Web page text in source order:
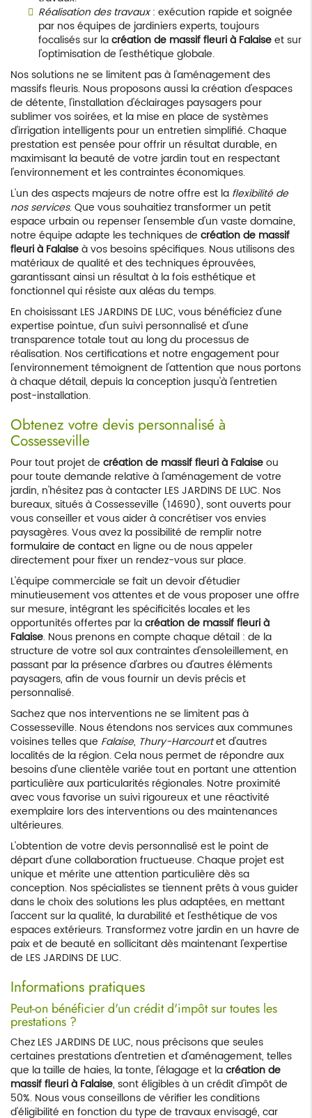
Réalisation des travaux: exécution rapide et soignée
par nos équipes de jardiniers experts, toujours
focalisés sur lacréation de massif fleuri à Falaiseet sur
l'optimisation de l'esthétique globale.
Nos solutions ne se limitent pas à l'aménagement des
massifs fleuris. Nous proposons aussi la création d'espaces
de détente, l'installation d'éclairages paysagers pour
sublimer vos soirées, et la mise en place de systèmes
d'irrigation intelligents pour un entretien simplifié. Chaque
prestation est pensée pour offrir un résultat durable, en
maximisant la beauté de votre jardin tout en respectant
l'environnement et les contraintes économiques.
L'un des aspects majeurs de notre offre est la flexibilité de
nos services. Que vous souhaitiez transformer un petit
espace urbain ou repenser l'ensemble d'un vaste domaine,
notre équipe adapte les techniques de création de massif
fleuri à Falaiseà vos besoins spécifiques. Nous utilisons des
matériaux de qualité et des techniques éprouvées,
garantissant ainsi un résultat à la fois esthétique et
fonctionnel qui résiste aux aléas du temps.
En choisissant LES JARDINS DE LUC, vous bénéficiez d'une
expertise pointue, d'un suivi personnalisé et d'une
transparence totale tout au long du processus de
réalisation. Nos certifications et notre engagement pour
l'environnement témoignent de l'attention que nous portons
à chaque détail, depuis la conception jusqu'à l'entretien
post-installation.
Obtenez votre devis personnalisé à
Cossesseville
Pour tout projet de création de massif fleuri à Falaiseou
pour toute demande relative à l'aménagement de votre
jardin, n'hésitez pas à contacter LES JARDINS DE LUC. Nos
bureaux, situés à Cossesseville (14690), sont ouverts pour
vous conseiller et vous aider à concrétiser vos envies
paysagères. Vous avez la possibilité de remplir notre
formulaire de contacten ligne ou de nous appeler
directement pour fixer un rendez-vous sur place.
L'équipe commerciale se fait un devoir d'étudier
minutieusement vos attentes et de vous proposer une offre
sur mesure, intégrant les spécificités locales et les
opportunités offertes par lacréation de massif fleuri à
Falaise. Nous prenons en compte chaque détail : de la
structure de votre sol aux contraintes d'ensoleillement, en
passant par la présence d'arbres ou d'autres éléments
paysagers, afin de vous fournir un devis précis et
personnalisé.
Sachez que nos interventions ne se limitent pas à
Cossesseville. Nous étendons nos services aux communes
voisines telles que Falaise, Thury-Harcourtet d'autres
localités de la région. Cela nous permet de répondre aux
besoins d'une clientèle variée tout en portant une attention
particulière aux particularités régionales. Notre proximité
avec vous favorise un suivi rigoureux et une réactivité
exemplaire lors des interventions ou des maintenances
ultérieures.
L'obtention de votre devis personnalisé est le point de
départ d'une collaboration fructueuse. Chaque projet est
unique et mérite une attention particulière dès sa
conception. Nos spécialistes se tiennent prêts à vous guider
dans le choix des solutions les plus adaptées, en mettant
l'accent sur la qualité, la durabilité et l'esthétique de vos
espaces extérieurs. Transformez votre jardin en un havre de
paix et de beauté en sollicitant dès maintenant l'expertise
de LES JARDINS DE LUC.
Informations pratiques
Peut-on bénéficier d'un crédit d'impôt sur toutes les
prestations ?
Chez LES JARDINS DE LUC, nous précisons que seules
certaines prestations d'entretien et d'aménagement, telles
que la taille de haies, la tonte, l'élagage et lacréation de
massif fleuri à Falaise, sont éligibles à un crédit d'impôt de
50%. Nous vous conseillons de vérifier les conditions
d'éligibilité en fonction du type de travaux envisagé, car